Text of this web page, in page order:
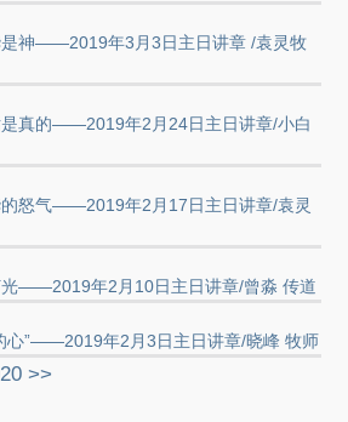
是神——2019年3月3日主日讲章 /袁灵牧
真的——2019年2月24日主日讲章/小白
的怒气——2019年2月17日主日讲章/袁灵
光——2019年2月10日主日讲章/曾淼 传道
心”——2019年2月3日主日讲章/晓峰 牧师
>>